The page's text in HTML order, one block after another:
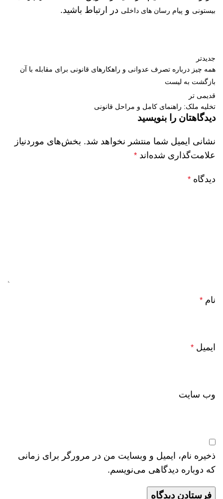
بیستونی و پیام رسان های داخلی در ارتباط باشید.
جدیدتر
همه چیز درباره تصرف عدوانی و راهکارهای قانونی برای مقابله با آن
بازگشت به لیست
قدیمی تر
تخلیه ملک: راهنمای کامل و مراحل قانونی
دیدگاهتان را بنویسید
نشانی ایمیل شما منتشر نخواهد شد. بخش‌های موردنیاز
علامت‌گذاری شده‌اند *
دیدگاه *
نام *
ایمیل *
وب‌ سایت
ذخیره نام، ایمیل و وبسایت من در مرورگر برای زمانی
که دوباره دیدگاهی می‌نویسم.